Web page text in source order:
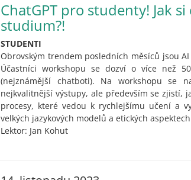
ChatGPT pro studenty! Jak
studium?!
STUDENTI
Obrovským trendem posledních měsíců jsou
Účastníci workshopu se dozví o více než
(nejznámější chatboti). Na workshopu se
nejkvalitnější výstupy, ale především se zjistí,
procesy, které vedou k rychlejšímu učení a
velkých jazykových modelů a etických
Lektor: Jan Kohut